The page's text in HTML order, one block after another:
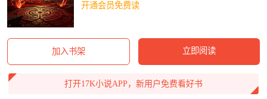
开通会员免费读
加入书架 立即阅读
打开17K小说APP，新用户免费看好书